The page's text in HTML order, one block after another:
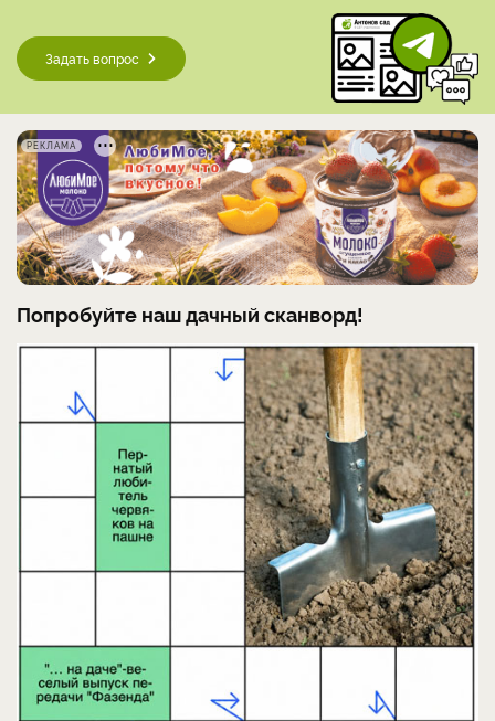
Задать вопрос
РЕКЛАМА
Попробуйте наш дачный сканворд!